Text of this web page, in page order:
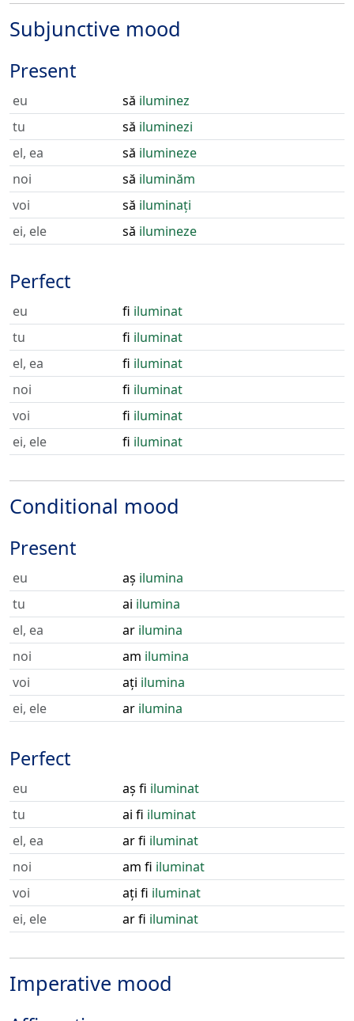
Subjunctive mood
Present
eu să iluminez
tu
să iluminezi
el, ea
să ilumineze
noi
să iluminăm
voi
să iluminați
ei, ele
să ilumineze
Perfect
eu fi iluminat
tu
fi iluminat
el, ea
fi iluminat
noi
fi iluminat
voi
fi iluminat
ei, ele
fi iluminat
Conditional mood
Present
eu aș ilumina
tu
ai ilumina
el, ea
ar ilumina
noi
am ilumina
voi
ați ilumina
ei, ele
ar ilumina
Perfect
eu aș fi iluminat
tu
ai fi iluminat
el, ea
ar fi iluminat
noi
am fi iluminat
voi
ați fi iluminat
ei, ele
ar fi iluminat
Imperative mood